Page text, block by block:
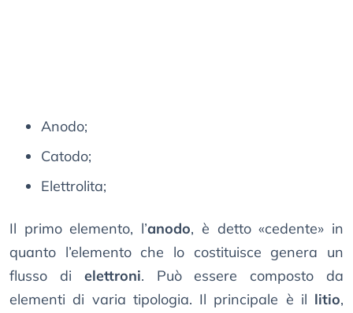
Anodo;
Catodo;
Elettrolita;
Il primo elemento, l’anodo, è detto «cedente» in
quanto l’elemento che lo costituisce genera un
flusso di elettroni. Può essere composto da
elementi di varia tipologia. Il principale è il litio,